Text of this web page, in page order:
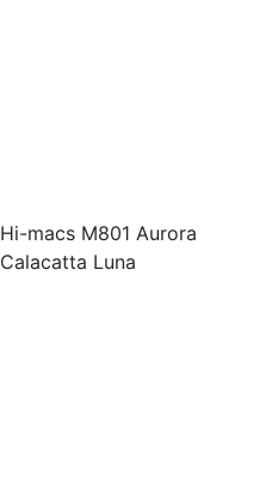
Hi-macs M801 Aurora
Calacatta Luna